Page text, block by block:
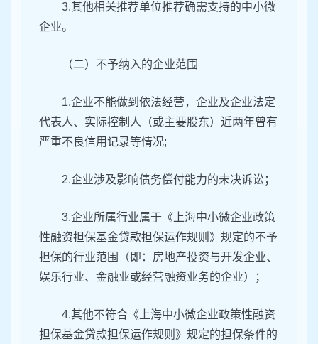
3.其他相关推荐单位推荐确需支持的中小微
企业。
（二）不予纳入的企业范围
1.企业不能做到依法经营，企业及企业法定
代表人、实际控制人（或主要股东）近两年曾有
严重不良信用记录等情况;
2.企业涉及影响债务偿付能力的未决诉讼；
3.企业所属行业属于《上海中小微企业政策
性融资担保基金贷款担保运作规则》规定的不予
担保的行业范围（即：房地产投资与开发企业、
娱乐行业、金融业或经营融资业务的企业）；
4.其他不符合《上海中小微企业政策性融资
担保基金贷款担保运作规则》规定的担保条件的